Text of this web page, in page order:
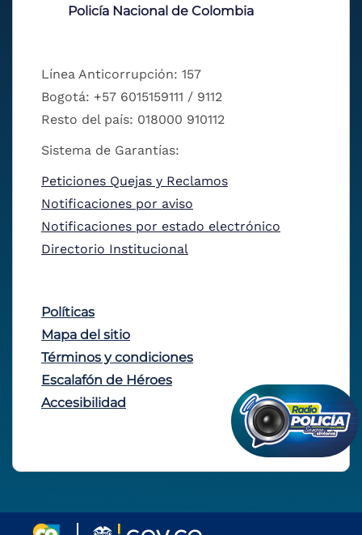
Policía Nacional de Colombia
Línea Anticorrupción: 157
Bogotá: +57 6015159111 / 9112
Resto del país: 018000 910112
Sistema de Garantías:
Peticiones Quejas y Reclamos
Notificaciones por aviso
Notificaciones por estado electrónico
Directorio Institucional
Políticas
Mapa del sitio
Términos y condiciones
Escalafón de Héroes
Accesibilidad